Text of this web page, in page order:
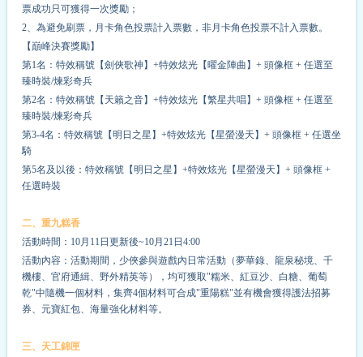
票成功只可獲得一次獎勵；
2、為避免刷票，月卡角色投票計入票數，非月卡角色投票不計入票數。
【巔峰決賽獎勵】
第1名：特效稱號【劍俠歌神】+特效炫光【曜金陣曲】+ 頭像框 + 任選至
臻時裝/煉彩奇兵
第2名：特效稱號【天籟之音】+特效炫光【繁星共唱】+ 頭像框 + 任選至
臻時裝/煉彩奇兵
第3-4名：特效稱號【明日之星】+特效炫光【星螢漫天】+ 頭像框 + 任選坐
騎
第5名及以後：特效稱號【明日之星】+特效炫光【星螢漫天】+ 頭像框 +
任選時裝
二、重九糕香
活動時間：10月11日更新後~10月21日4:00
活動內容：活動期間，少俠參與遊戲內日常活動（夢華錄、龍泉秘境、千
機樓、官府通緝、野外精英等），均可獲取"糯米、紅豆沙、白糖、葡萄
乾"中隨機一個材料，集齊4個材料可合成"重陽糕"並有機會獲得護法招募
券、元寶紅包、海量強化材料等。
三、天工錦匣